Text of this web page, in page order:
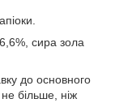
сира зола
до основного
більше, ніж